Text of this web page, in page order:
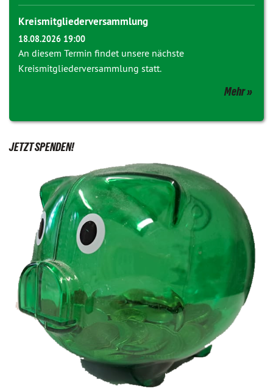
Kreismitgliederversammlung
18.08.2026 19:00
An diesem Termin findet unsere nächste
Kreismitgliederversammlung statt.
Mehr
JETZT SPENDEN!